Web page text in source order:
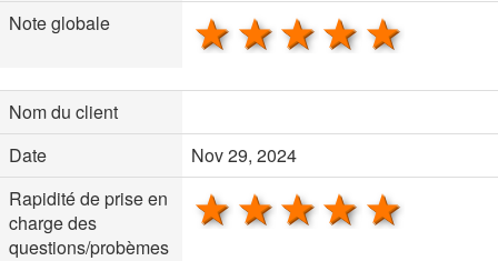
Note globale
4 stars
3 stars
2 stars
1 star
Nom du client
Date
Nov 29, 2024
Rapidité de prise en
charge des
questions/probèmes
4 stars
3 stars
2 stars
1 star